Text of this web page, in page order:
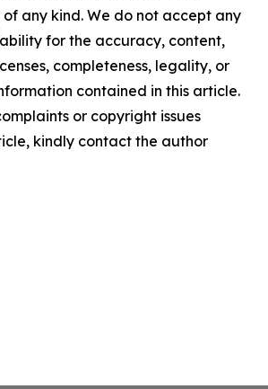
any kind. We do not accept any
for the accuracy, content,
completeness, legality, or
contained in this article.
or copyright issues
kindly contact the author